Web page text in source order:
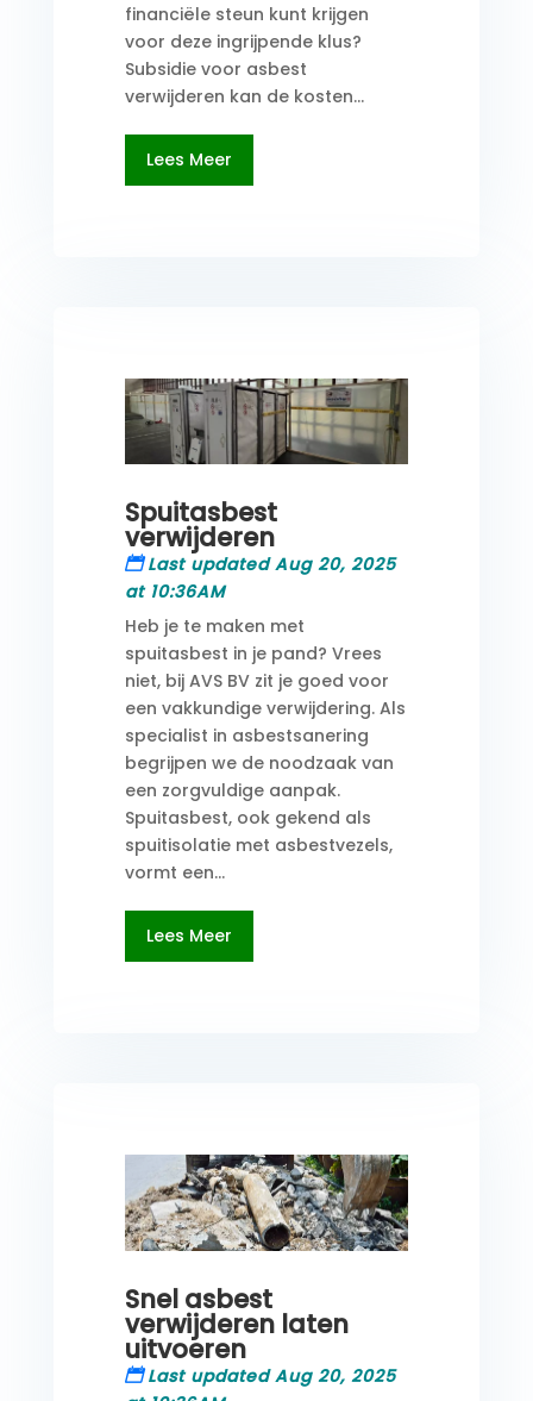
financiële steun kunt krijgen
voor deze ingrijpende klus?
Subsidie voor asbest
verwijderen kan de kosten...
Lees Meer
Spuitasbest
verwijderen
Last updated Aug 20, 2025
at 10:36AM
Heb je te maken met
spuitasbest in je pand? Vrees
niet, bij AVS BV zit je goed voor
een vakkundige verwijdering. Als
specialist in asbestsanering
begrijpen we de noodzaak van
een zorgvuldige aanpak.
Spuitasbest, ook gekend als
spuitisolatie met asbestvezels,
vormt een...
Lees Meer
Snel asbest
verwijderen laten
uitvoeren
Last updated Aug 20, 2025